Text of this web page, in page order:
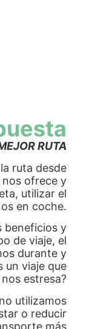
RUTA
ruta desde
nos ofrece y
utilizar el
en coche.
beneficios y
de viaje, el
durante y
un viaje que
estresa?
utilizamos
o reducir
más